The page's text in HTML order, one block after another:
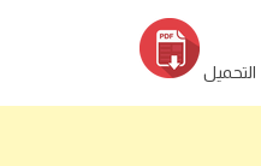
التحميل